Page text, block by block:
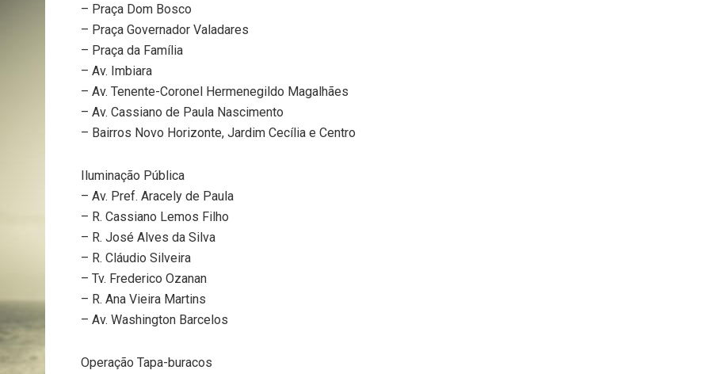
– Praça Dom Bosco
– Praça Governador Valadares
– Praça da Família
– Av. Imbiara
– Av. Tenente-Coronel Hermenegildo Magalhães
– Av. Cassiano de Paula Nascimento
– Bairros Novo Horizonte, Jardim Cecília e Centro
Iluminação Pública
– Av. Pref. Aracely de Paula
– R. Cassiano Lemos Filho
– R. José Alves da Silva
– R. Cláudio Silveira
– Tv. Frederico Ozanan
– R. Ana Vieira Martins
– Av. Washington Barcelos
Operação Tapa-buracos